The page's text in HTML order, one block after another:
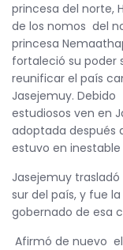
princesa del norte,
de los nomos del
princesa
fortaleció su poder
reunificar el país
Jasejemuy.
estudiosos ven en
adoptada después
estuvo en inestable
Jasejemuy
sur del país, y fue
gobernado de esa
Afirmó de nuevo